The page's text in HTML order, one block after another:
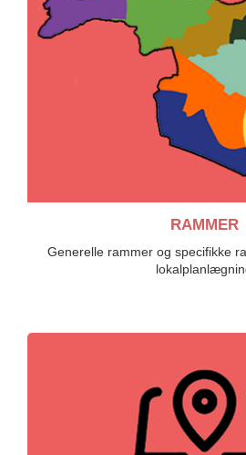
RAMMER
Generelle rammer og specifikke